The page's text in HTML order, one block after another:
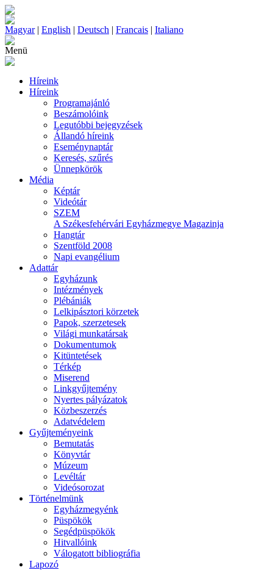
Magyar| English | Deutsch | Francais | Italiano
Menü
Híreink
Híreink
Programajánló
Beszámolóink
Legutóbbi bejegyzések
Állandó híreink
Eseménynaptár
Keresés, szűrés
Ünnepkörök
Média
Képtár
Videótár
SZEM
A Székesfehérvári Egyházmegye Magazinja
Hangtár
Szentföld 2008
Napi evangélium
Adattár
Egyházunk
Intézmények
Plébániák
Lelkipásztori körzetek
Papok, szerzetesek
Világi munkatársak
Dokumentumok
Kitüntetések
Térkép
Miserend
Linkgyűjtemény
Nyertes pályázatok
Közbeszerzés
Adatvédelem
Gyűjteményeink
Bemutatás
Könyvtár
Múzeum
Levéltár
Videósorozat
Történelmünk
Egyházmegyénk
Püspökök
Segédpüspökök
Hitvallóink
Válogatott bibliográfia
Lapozó